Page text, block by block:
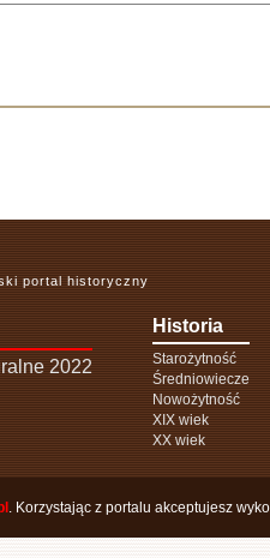
portal historyczny
2022
Historia
Starożytność
Średniowiecze
Nowożytność
XIX wiek
XX wiek
. Korzystając z portalu akceptujesz